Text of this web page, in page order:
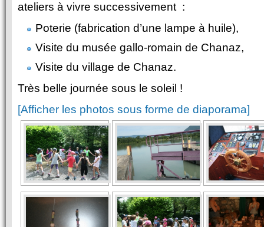
ateliers à vivre successivement :
Poterie (fabrication d’une lampe à huile),
Visite du musée gallo-romain de Chanaz,
Visite du village de Chanaz.
Très belle journée sous le soleil !
[Afficher les photos sous forme de diaporama]